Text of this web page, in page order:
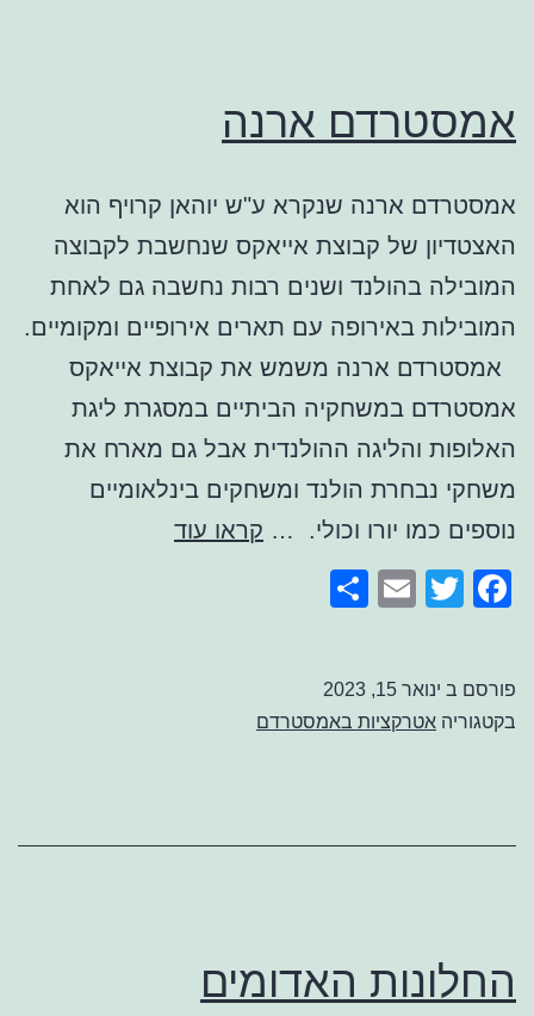
אמסטרדם ארנה
אמסטרדם ארנה שנקרא ע"ש יוהאן קרויף הוא
האצטדיון של קבוצת אייאקס שנחשבת לקבוצה
המובילה בהולנד ושנים רבות נחשבה גם לאחת
המובילות באירופה עם תארים אירופיים ומקומיים.
אמסטרדם ארנה משמש את קבוצת אייאקס
אמסטרדם במשחקיה הביתיים במסגרת ליגת
האלופות והליגה ההולנדית אבל גם מארח את
משחקי נבחרת הולנד ומשחקים בינלאומיים
נוספים כמו יורו וכולי. … קראו עודאמסטרדם
Facebook
Twitter
Email
פורסם ב ינואר 15, 2023
בקטגוריה אטרקציות באמסטרדם
החלונות האדומים